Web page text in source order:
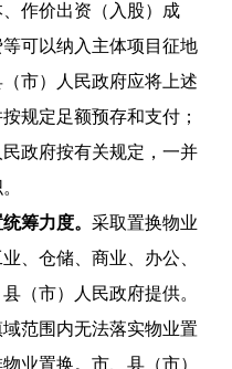
作价出资（入股）成
可以纳入主体项目征地
市）人民政府应将上述
规定足额预存和支付；
政府按有关规定，一并
统筹力度。采取置换物业
、仓储、商业、办公、
（市）人民政府提供。
范围内无法落实物业置
业置换。市、县（市）